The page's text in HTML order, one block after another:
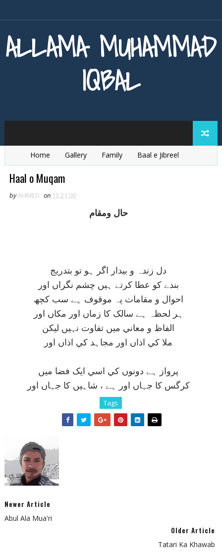
ALLAMA MUHAMMAD
IQBAL
Home Gallery Family
Baal e Jibreel
Zarb e Kaleem
Haal o Muqam
byAHMED on 15:21:00
حال ومقام
دل زندہ و بيدار اگر ہو تو بتدريج
بندے کو عطا کرتے ہيں چشم نگراں اور
احوال و مقامات پہ موقوف ہے سب کچھ
ہر لحظہ ہے سالک کا زماں اور مکاں اور
الفاظ و معاني ميں تفاوت نہيں ليکن
ملا کي اذاں اور مجاہد کي اذاں اور
پرواز ہے دونوں کي اسي ايک فضا ميں
کرگس کا جہاں اور ہے ، شاہيں کا جہاں اور
Tags
Newer Article
Abul Ala Mua'ri
Older Article
Tatari Ka Khawab